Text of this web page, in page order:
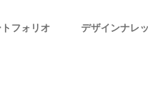
フォリオ デザインナレ